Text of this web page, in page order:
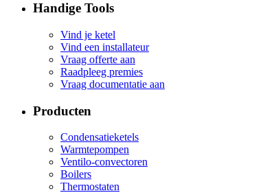
Handige Tools
Vind je ketel
Vind een installateur
Vraag offerte aan
Raadpleeg premies
Vraag documentatie aan
Producten
Condensatieketels
Warmtepompen
Ventilo-convectoren
Boilers
Thermostaten